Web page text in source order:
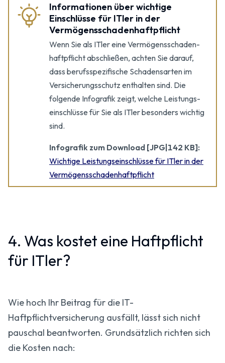
Informationen über wichtige
Einschlüsse für ITler in der
Vermögens­schaden­haftpflicht
Wenn Sie als ITler eine Vermögens­schaden­
haftpflicht abschließen, achten Sie darauf,
dass berufs­spezifische Schadensarten im
Versicherungs­schutz enthalten sind. Die
folgende Infografik zeigt, welche Leistungs­
einschlüsse für Sie als ITler besonders wichtig
sind.
Infografik zum Download [JPG|142 KB]:
Wichtige Leistungs­einschlüsse für ITler in der
Vermögensschaden­haftpflicht
4. Was kostet eine Haftpflicht
für ITler?
Wie hoch Ihr Beitrag für die IT-
Haftpflichtversicherung ausfällt, lässt sich nicht
pauschal beantworten. Grundsätzlich richten sich
die Kosten nach: